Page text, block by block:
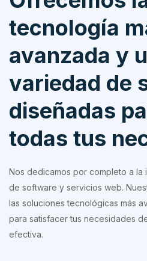
tecnología
avanzada y
variedad de
diseñadas
todas tus
Nos dedicamos por completo a la
de software y servicios web.
las soluciones tecnológicas más
para satisfacer tus necesidades
efectiva.